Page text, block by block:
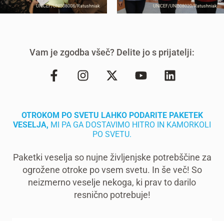
UNICEF/UNI508008/Ratushniak UNICEF/UNI508020/Ratushniak
Vam je zgodba všeč? Delite jo s prijatelji:
OTROKOM PO SVETU LAHKO PODARITE PAKETEK
VESELJA, MI PA GA DOSTAVIMO HITRO IN KAMORKOLI
PO SVETU.
Paketki veselja so nujne življenjske potrebščine za
ogrožene otroke po vsem svetu. In še več! So
neizmerno veselje nekoga, ki prav to darilo
resnično potrebuje!